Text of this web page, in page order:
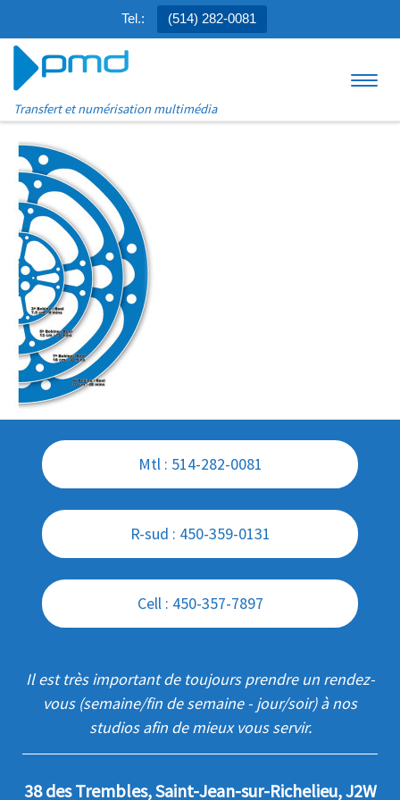
Tel.: (514) 282-0081
Transfert et numérisation multimédia
Mtl : 514-282-0081
R-sud : 450-359-0131
Cell : 450-357-7897
Il est très important de toujours prendre un rendez-
vous (semaine/fin de semaine - jour/soir) à nos
studios afin de mieux vous servir.
38 des Trembles, Saint-Jean-sur-Richelieu, J2W